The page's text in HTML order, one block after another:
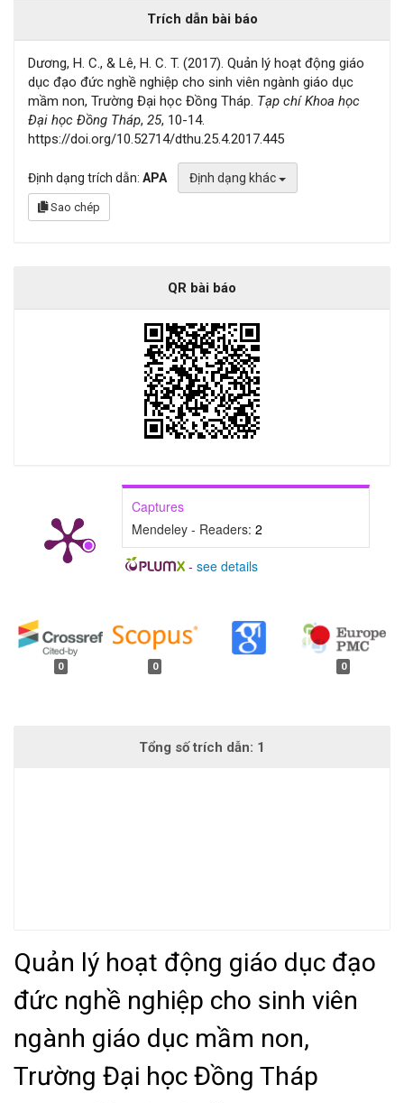
Trích dẫn bài báo
Dương, H. C., & Lê, H. C. T. (2017). Quản lý hoạt động giáo
dục đạo đức nghề nghiệp cho sinh viên ngành giáo dục
mầm non, Trường Đại học Đồng Tháp. Tạp chí Khoa học
Đại học Đồng Tháp, 25, 10-14.
https://doi.org/10.52714/dthu.25.4.2017.445
Định dạng trích dẫn: APA Định dạng khác
Sao chép
QR bài báo
Captures
Mendeley - Readers: 2
- see details
0 0 0
Quản lý hoạt động giáo dục đạo
đức nghề nghiệp cho sinh viên
ngành giáo dục mầm non,
Trường Đại học Đồng Tháp